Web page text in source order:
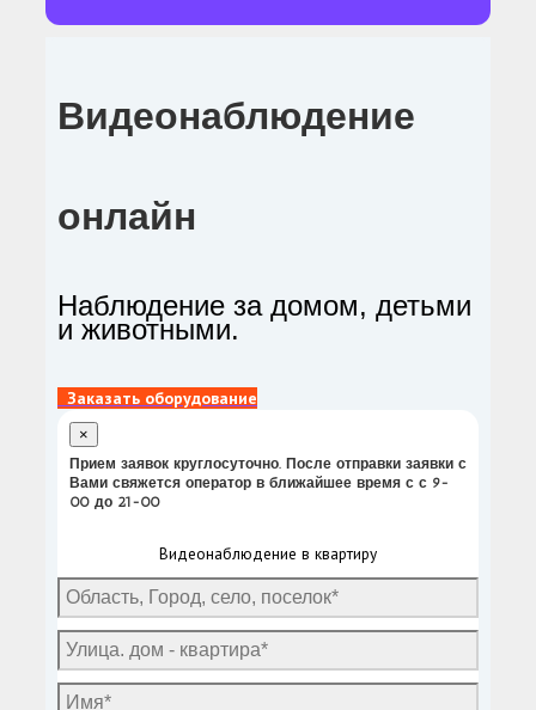
Видеонаблюдение
онлайн
Наблюдение за домом, детьми
и животными.
Заказать оборудование
×
Прием заявок круглосуточно. После отправки заявки с
Вами свяжется оператор в ближайшее время с с 9-
00 до 21-00
Видеонаблюдение в квартиру